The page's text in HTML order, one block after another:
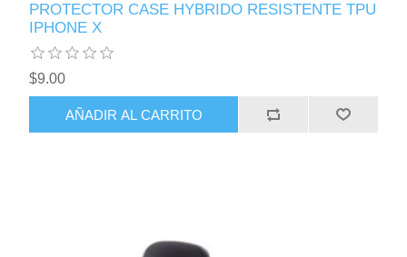
PROTECTOR CASE HYBRIDO RESISTENTE TPU
IPHONE X
$9.00
AÑADIR AL CARRITO